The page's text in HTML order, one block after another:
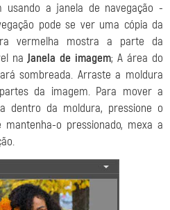
usando a janela de navegação -
pode se ver uma cópia da
vermelha mostra a parte da
na Janela de imagem; A área do
sombreada. Arraste a moldura
da imagem. Para mover a
dentro da moldura, pressione o
o pressionado, mexa a